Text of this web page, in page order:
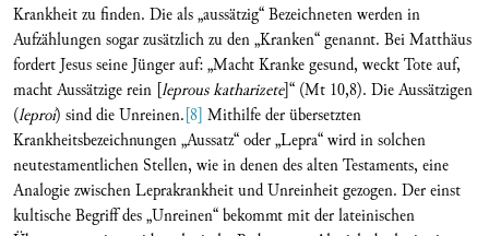
Krankheit zu finden. Die als „aussätzig“ Bezeichneten werden in
Aufzählungen sogar zusätzlich zu den „Kranken“ genannt. Bei Matthäus
fordert Jesus seine Jünger auf: „Macht Kranke gesund, weckt Tote auf,
macht Aussätzige rein [leprous katharizete]“ (Mt 10,8). Die Aussätzigen
(leproí) sind die Unreinen.[8] Mithilfe der übersetzten
Krankheitsbezeichnungen „Aussatz“ oder „Lepra“ wird in solchen
neutestamentlichen Stellen, wie in denen des alten Testaments, eine
Analogie zwischen Leprakrankheit und Unreinheit gezogen. Der einst
kultische Begriff des „Unreinen“ bekommt mit der lateinischen